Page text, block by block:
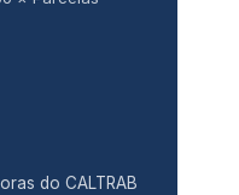
do CALTRAB